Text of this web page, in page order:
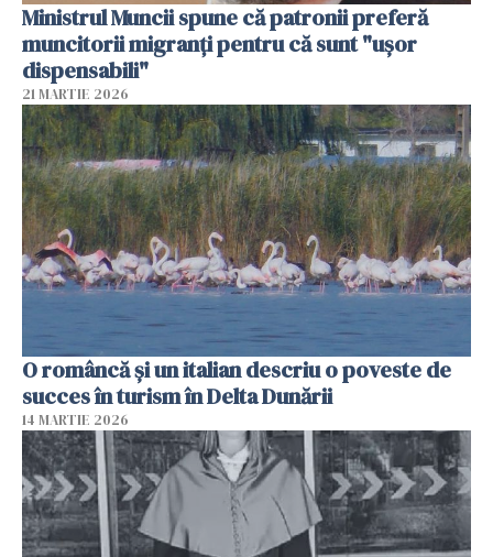
Ministrul Muncii spune că patronii preferă
muncitorii migranți pentru că sunt "uşor
dispensabili"
21 MARTIE 2026
O româncă și un italian descriu o poveste de
succes în turism în Delta Dunării
14 MARTIE 2026